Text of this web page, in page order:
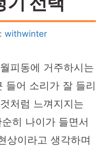
withwinter
피동에 거주하시는
들어 소리가 잘 들리
처럼 느껴지지는
히 나이가 들면서
상이라고 생각하며